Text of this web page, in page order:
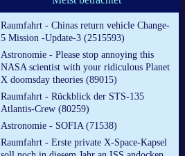
Raumfahrt - Chinas return vehicle Change-
5 Mission -Update-3 (2515593)
Astronomie - Please stop annoying this
NASA scientist with your ridiculous Planet
X doomsday theories (89015)
Raumfahrt - Rückblick der STS-135
Atlantis-Crew (80259)
Astronomie - SOFIA (71538)
Raumfahrt - Erste private X-Space-Kapsel